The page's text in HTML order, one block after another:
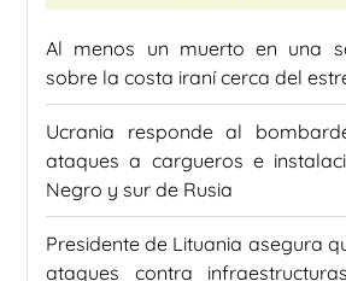
Al menos un muerto en una
sobre la costa iraní cerca del
Ucrania responde al
ataques a cargueros e
Negro y sur de Rusia
Presidente de Lituania asegura
ataques contra